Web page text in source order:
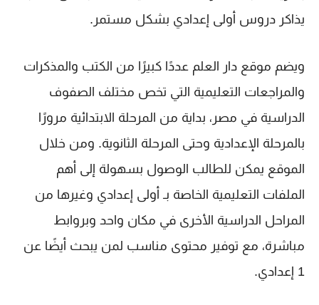
يذاكر دروس أولى إعدادي بشكل مستمر.
ويضم موقع دار العلم عددًا كبيرًا من الكتب والمذكرات
والمراجعات التعليمية التي تخص مختلف الصفوف
الدراسية في مصر، بداية من المرحلة الابتدائية مرورًا
بالمرحلة الإعدادية وحتى المرحلة الثانوية. ومن خلال
الموقع يمكن للطالب الوصول بسهولة إلى أهم
الملفات التعليمية الخاصة بـ أولى إعدادي وغيرها من
المراحل الدراسية الأخرى في مكان واحد وبروابط
مباشرة، مع توفير محتوى مناسب لمن يبحث أيضًا عن
1 إعدادي
.